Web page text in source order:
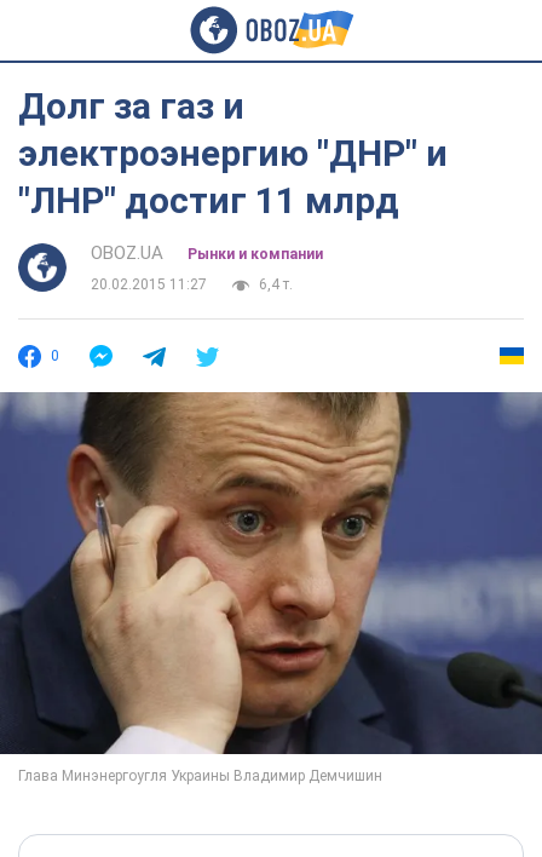
Долг за газ и
электроэнергию "ДНР" и
"ЛНР" достиг 11 млрд
OBOZ.UA
Рынки и компании
20.02.2015 11:27
6,4 т.
0